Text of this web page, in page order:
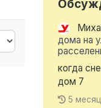
дома на
когда
дом 7
5